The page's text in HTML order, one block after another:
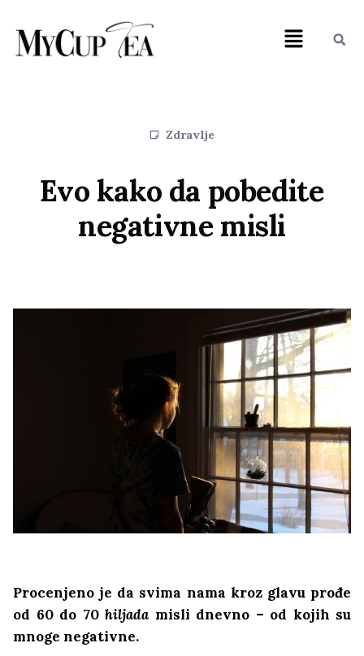
Zdravlje
Evo kako da pobedite
negativne misli
Procenjeno je da svima nama kroz glavu prođe
od 60 do 70 hiljada misli dnevno – od kojih su
mnoge negativne.